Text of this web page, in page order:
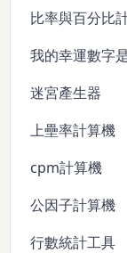
比率與百分比
我的幸運數字
迷宮產生器
上壘率計算機
cpm計算機
公因子計算機
行數統計工具